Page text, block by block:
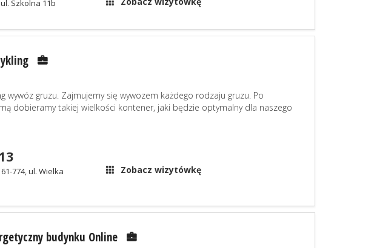
Szkolna 11b
wywóz gruzu. Zajmujemy się wywozem każdego rodzaju gruzu. Po
dobieramy takiej wielkości kontener, jaki będzie optymalny dla naszego
774, ul. Wielka
Zobacz wizytówkę
budynku Online